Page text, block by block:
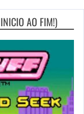
AO FIM!)